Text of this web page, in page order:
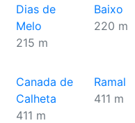
Dias de
Melo
215 m
Baixo
220 m
Canada de
Calheta
411 m
Ramal
411 m